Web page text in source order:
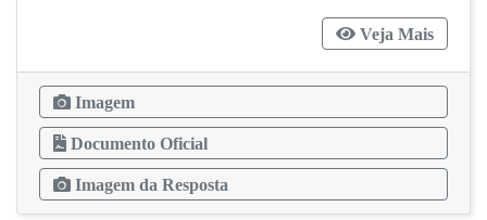
Veja Mais
Imagem
Documento Oficial
Imagem da Resposta